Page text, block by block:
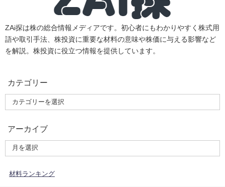
ZAi探は株の総合情報メディアです。初心者にもわかりやすく株式用
語や取引手法、株投資に重要な材料の意味や株価に与える影響など
を解説。株投資に役立つ情報を提供しています。
カテゴリー
アーカイブ
材料ランキング